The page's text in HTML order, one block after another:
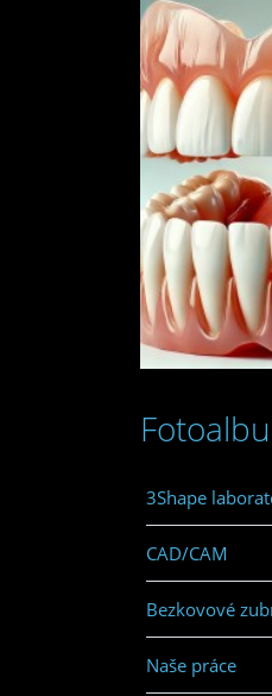
3Shape
CAD/CAM
Bezkovové
Naše práce